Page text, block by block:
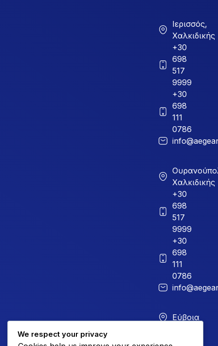
Ιερισσός,
Χαλκιδικής
+30
698
517
9999
+30
698
111
0786
Χαλκιδικής
+30
698
517
9999
+30
698
111
0786
Εύβοια
We respect your privacy